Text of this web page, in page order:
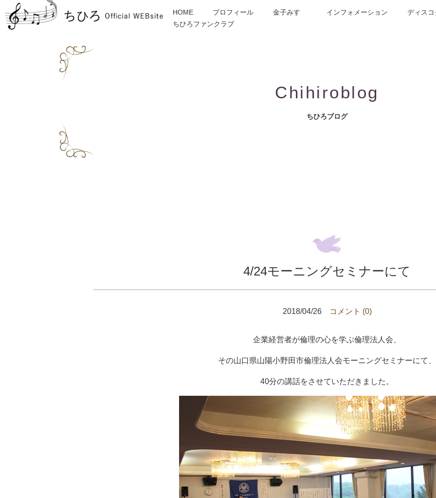
HOME プロフィール 金子みすゞ インフォメーション ディス
ちひろファンクラブ
Chihiroblog
ちひろブログ
4/24モーニングセミナーにて
2018/04/26 コメント (0)
企業経営者が倫理の心を学ぶ倫理法人会、
その山口県山陽小野田市倫理法人会モーニングセミナーにて、
40分の講話をさせていただきました。